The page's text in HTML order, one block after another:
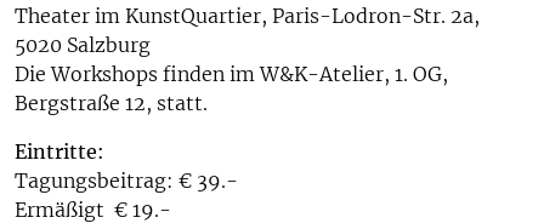
Theater im KunstQuartier, Paris-Lodron-Str. 2a,
5020 Salzburg
Die Workshops finden im W&K-Atelier, 1. OG,
Bergstraße 12, statt.
Eintritte:
Tagungsbeitrag: € 39.-
Ermäßigt € 19.-